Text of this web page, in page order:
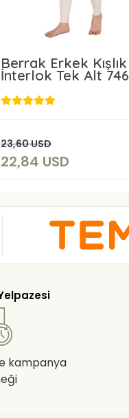
Berrak Erkek Kışlık
İnterlok Tek Alt 746
23,60 USD
22,84 USD
kampanya